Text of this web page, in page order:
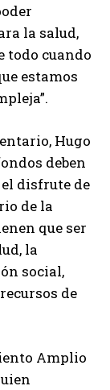
la salud,
todo cuando
estamos
Hugo
deben
disfrute de
de la
que ser
la
social,
de
Amplio